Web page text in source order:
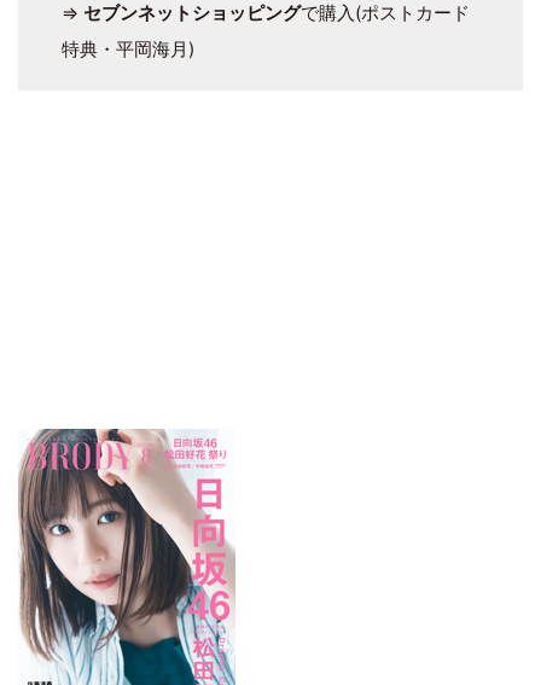
⇒ セブンネットショッピングで購入(ポストカード
特典・平岡海月)